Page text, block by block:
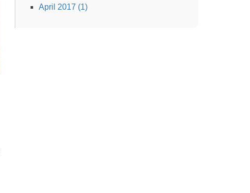
April 2017 (1)